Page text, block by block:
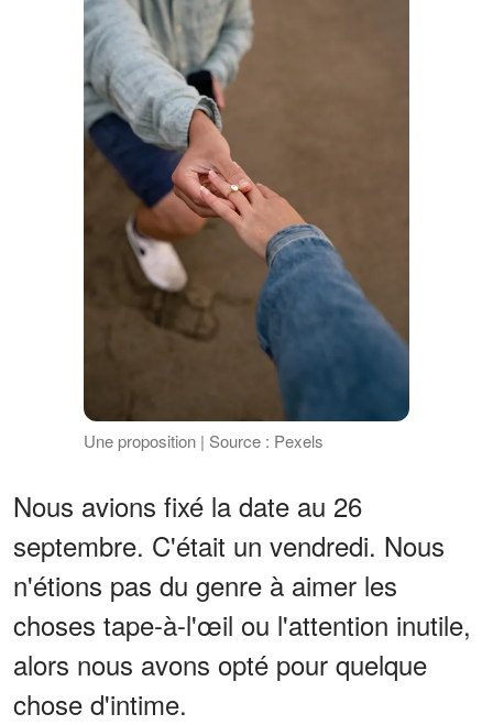
Une proposition | Source : Pexels
Nous avions fixé la date au 26
septembre. C'était un vendredi. Nous
n'étions pas du genre à aimer les
choses tape-à-l'œil ou l'attention inutile,
alors nous avons opté pour quelque
chose d'intime.